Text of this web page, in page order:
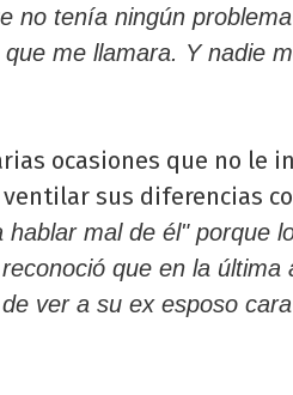
no tenía ningún
me llamara. Y nadie
ocasiones que no le
sus diferencias
hablar mal de él" porque
que en la última
ver a su ex esposo